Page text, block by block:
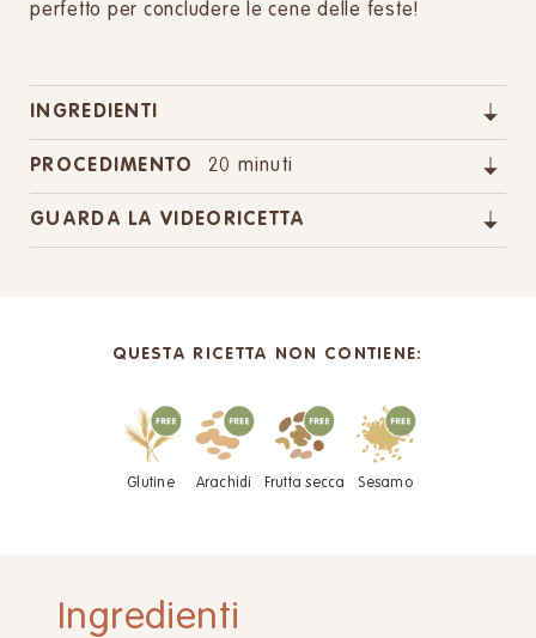
perfetto per concludere le cene delle feste!
INGREDIENTI
PROCEDIMENTO 20 minuti
GUARDA LA VIDEORICETTA
QUESTA RICETTA NON CONTIENE:
Glutine Arachidi Frutta secca Sesamo
Ingredienti